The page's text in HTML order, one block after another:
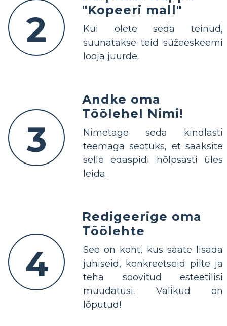
2
"Kopeeri mall"
Kui olete seda teinud,
suunatakse teid süžeeskeemi
looja juurde.
3
Andke oma
Töölehel Nimi!
Nimetage seda kindlasti
teemaga seotuks, et saaksite
selle edaspidi hõlpsasti üles
leida.
4
Redigeerige oma
Töölehte
See on koht, kus saate lisada
juhiseid, konkreetseid pilte ja
teha soovitud esteetilisi
muudatusi. Valikud on
lõputud!